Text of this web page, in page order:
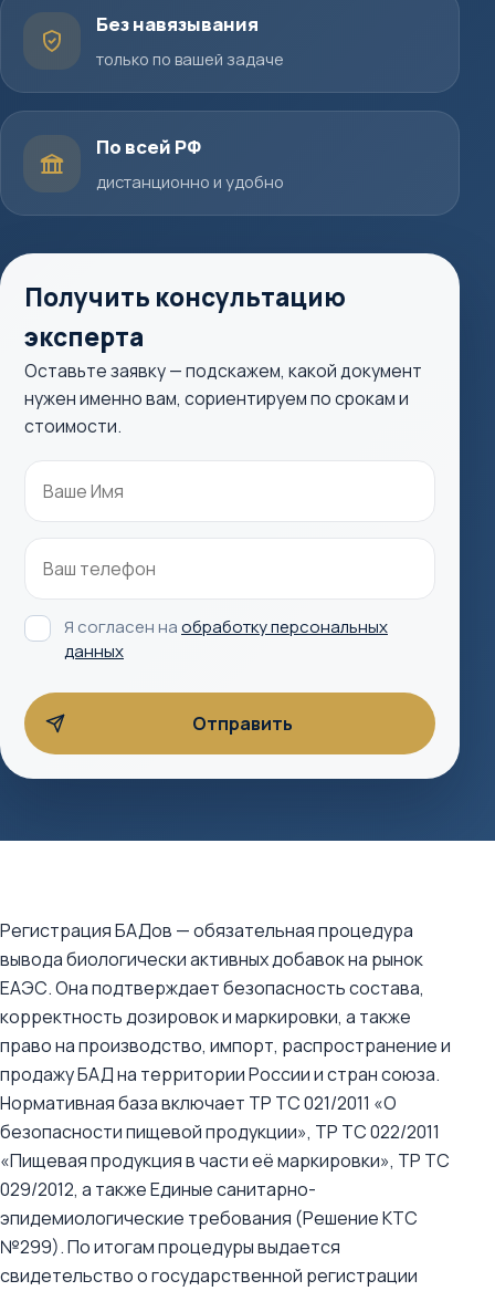
Без навязывания
только по вашей задаче
По всей РФ
дистанционно и удобно
Получить консультацию
эксперта
Оставьте заявку — подскажем, какой документ
нужен именно вам, сориентируем по срокам и
стоимости.
Я согласен наобработку персональных
данных
Регистрация БАДов — обязательная процедура
вывода биологически активных добавок на рынок
ЕАЭС. Она подтверждает безопасность состава,
корректность дозировок и маркировки, а также
право на производство, импорт, распространение и
продажу БАД на территории России и стран союза.
Нормативная база включает ТР ТС 021/2011 «О
безопасности пищевой продукции», ТР ТС 022/2011
«Пищевая продукция в части её маркировки», ТР ТС
029/2012, а также Единые санитарно-
эпидемиологические требования (Решение КТС
№299). По итогам процедуры выдается
свидетельство о государственной регистрации